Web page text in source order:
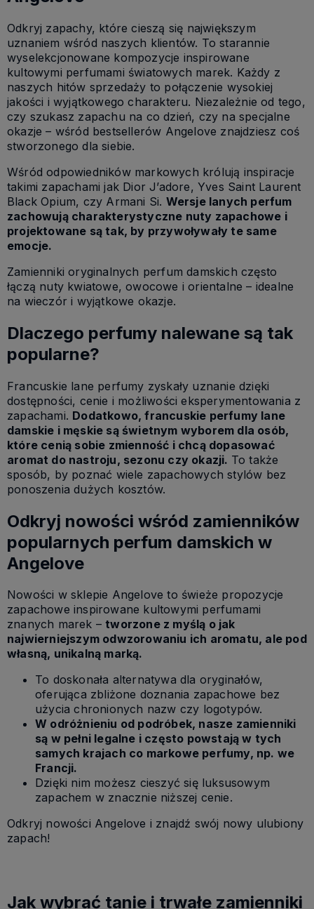
Odkryj zapachy, które cieszą się największym
uznaniem wśród naszych klientów. To starannie
wyselekcjonowane kompozycje inspirowane
kultowymi perfumami światowych marek. Każdy z
naszych hitów sprzedaży to połączenie wysokiej
jakości i wyjątkowego charakteru. Niezależnie od tego,
czy szukasz zapachu na co dzień, czy na specjalne
okazje – wśród bestsellerów Angelove znajdziesz coś
stworzonego dla siebie.
Wśród odpowiedników markowych królują inspiracje
takimi zapachami jak Dior J’adore, Yves Saint Laurent
Black Opium, czy Armani Si. Wersje lanych perfum
zachowują charakterystyczne nuty zapachowe i
projektowane są tak, by przywoływały te same
emocje.
Zamienniki oryginalnych perfum damskich często
łączą nuty kwiatowe, owocowe i orientalne – idealne
na wieczór i wyjątkowe okazje.
Dlaczego perfumy nalewane są tak
popularne?
Francuskie lane perfumy zyskały uznanie dzięki
dostępności, cenie i możliwości eksperymentowania z
zapachami. Dodatkowo, francuskie perfumy lane
damskie i męskie są świetnym wyborem dla osób,
które cenią sobie zmienność i chcą dopasować
aromat do nastroju, sezonu czy okazji. To także
sposób, by poznać wiele zapachowych stylów bez
ponoszenia dużych kosztów.
Odkryj nowości wśród zamienników
popularnych perfum damskich w
Angelove
Nowości w sklepie Angelove to świeże propozycje
zapachowe inspirowane kultowymi perfumami
znanych marek –tworzone z myślą o jak
najwierniejszym odwzorowaniu ich aromatu, ale pod
własną, unikalną marką.
To doskonała alternatywa dla oryginałów,
oferująca zbliżone doznania zapachowe bez
użycia chronionych nazw czy logotypów.
W odróżnieniu od podróbek, nasze zamienniki
są w pełni legalne i często powstają w tych
samych krajach co markowe perfumy, np. we
Francji.
Dzięki nim możesz cieszyć się luksusowym
zapachem w znacznie niższej cenie.
Odkryj nowości Angelove i znajdź swój nowy ulubiony
zapach!
Jak wybrać tanie i trwałe zamienniki